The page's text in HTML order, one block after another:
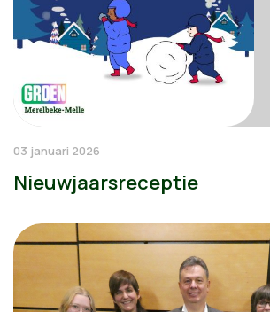
03 januari 2026
Nieuwjaarsreceptie